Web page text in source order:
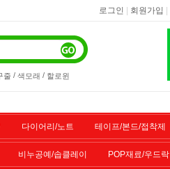
로그인 | 회원가입 |
줄 / 색모래 / 할로윈
다이어리/노트 테이프/본드/접착제
비누공예/솝클레이 POP재료/우드락